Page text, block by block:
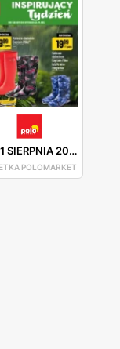
SIERPNIA 2026
POLOMARKET